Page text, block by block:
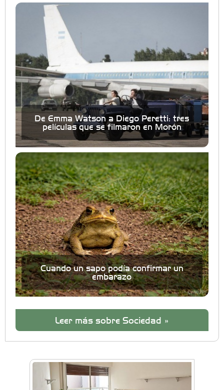
De Emma Watson a Diego Peretti: tres
películas que se filmaron en Morón
Cuando un sapo podía confirmar un
embarazo
Leer más sobre Sociedad »